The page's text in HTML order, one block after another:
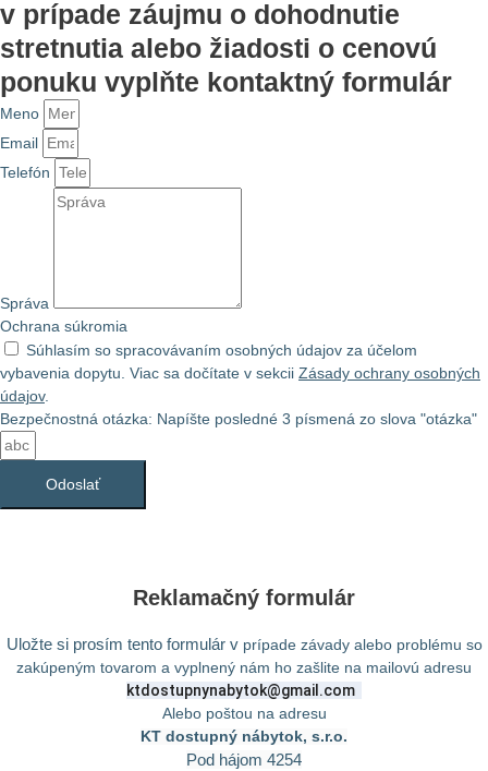
v prípade záujmu o dohodnutie
stretnutia alebo žiadosti o cenovú
ponuku vyplňte kontaktný formulár
Meno
Email
Telefón
Správa
Ochrana súkromia
Súhlasím so spracovávaním osobných údajov za účelom
vybavenia dopytu. Viac sa dočítate v sekcii Zásady ochrany osobných
údajov.
Bezpečnostná otázka: Napíšte posledné 3 písmená zo slova "otázka"
Odoslať
Reklamačný formulár
Uložte si prosím tento formulár vprípade závady alebo problému so
zakúpeným tovarom a vyplnený nám ho zašlite na mailovú adresu
ktdostupnynabytok@gmail.com
Alebo poštou na adresu
KT dostupný nábytok, s.r.o.
Pod hájom 4254